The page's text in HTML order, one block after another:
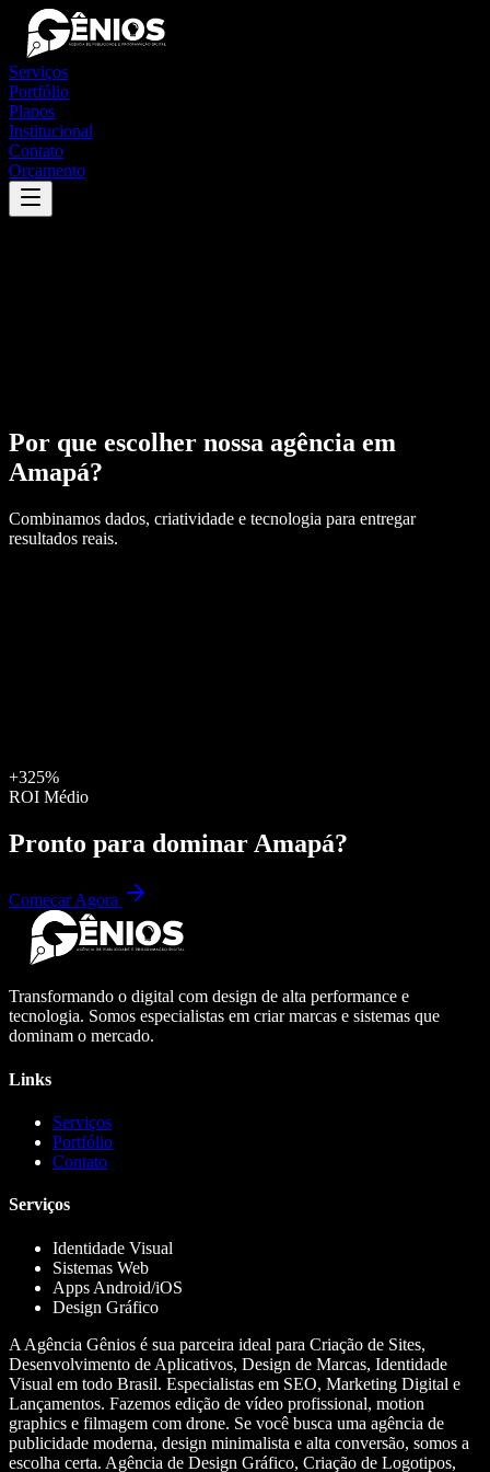
Serviços
Portfólio
Planos
Institucional
Contato
Orçamento
Por que escolher nossa agência em
Amapá?
Combinamos dados, criatividade e tecnologia para entregar
resultados reais.
+325%
ROI Médio
Pronto para dominar Amapá?
Começar Agora
Transformando o digital com design de alta performance e
tecnologia. Somos especialistas em criar marcas e sistemas que
dominam o mercado.
Links
Serviços
Portfólio
Contato
Serviços
Identidade Visual
Sistemas Web
Apps Android/iOS
Design Gráfico
A Agência Gênios é sua parceira ideal para Criação de Sites,
Desenvolvimento de Aplicativos, Design de Marcas, Identidade
Visual em todo Brasil. Especialistas em SEO, Marketing Digital e
Lançamentos. Fazemos edição de vídeo profissional, motion
graphics e filmagem com drone. Se você busca uma agência de
publicidade moderna, design minimalista e alta conversão, somos a
escolha certa. Agência de Design Gráfico, Criação de Logotipos,